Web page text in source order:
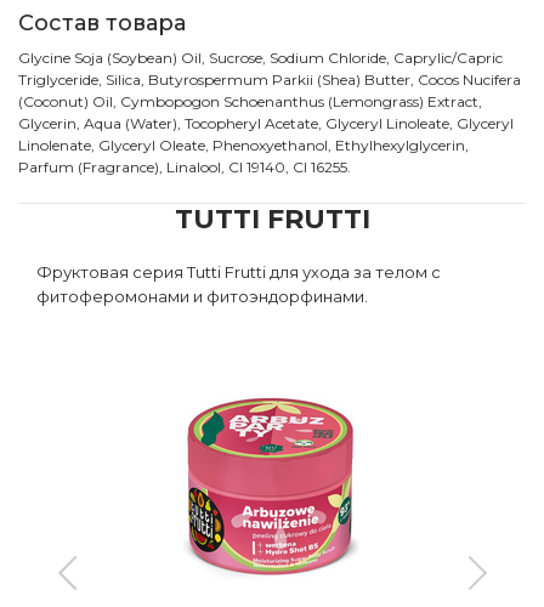
Состав товара
Glycine Soja (Soybean) Oil, Sucrose, Sodium Chloride, Caprylic/Capric
Triglyceride, Silica, Butyrospermum Parkii (Shea) Butter, Cocos Nucifera
(Coconut) Oil, Cymbopogon Schoenanthus (Lemongrass) Extract,
Glycerin, Aqua (Water), Tocopheryl Acetate, Glyceryl Linoleate, Glyceryl
Linolenate, Glyceryl Oleate, Phenoxyethanol, Ethylhexylglycerin,
Parfum (Fragrance), Linalool, CI 19140, CI 16255.
TUTTI FRUTTI
Фруктовая серия Tutti Frutti для ухода за телом с
фитоферомонами и фитоэндорфинами.